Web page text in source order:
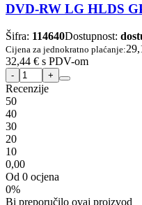
DVD-RW LG HLDS
Šifra: 114640Dostupnost:
Cijena za jednokratno plaćanje:
32,44 € s PDV-om
Recenzije
50
40
30
20
10
0,00
Od 0 ocjena
0%
Bi preporučilo ovaj proizvod